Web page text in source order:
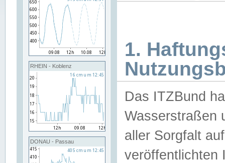
RHEIN - Koblenz
DONAU - Passau
1.
Das ITZBund
Wasserstraßen
aller Sorgfalt
veröffentlichten